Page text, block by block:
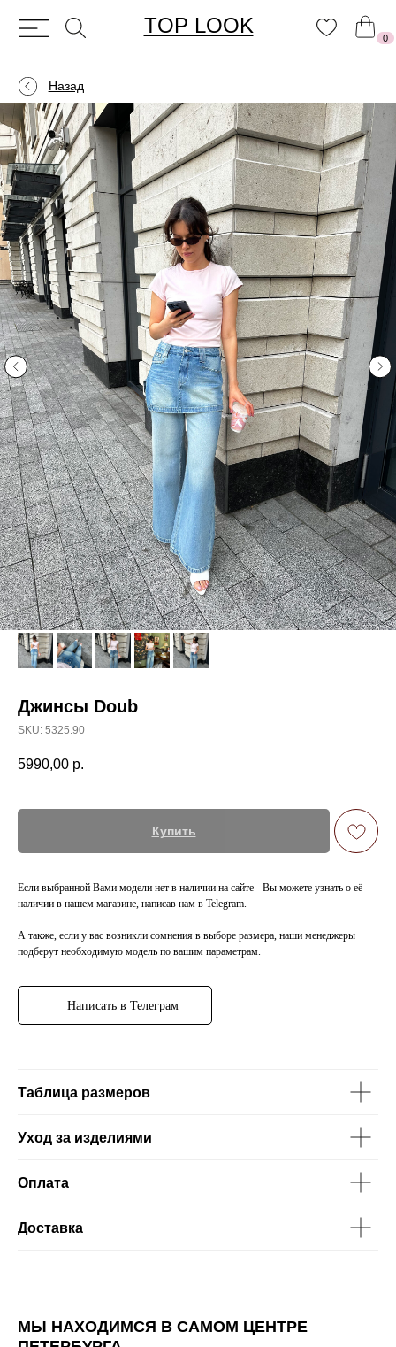
TOP LOOK
Джинсы Doub
SKU: 5325.90
5990,00 р.
Купить
Если выбранной Вами модели нет в наличии на сайте - Вы можете узнать о её
наличии в нашем магазине, написав нам в Telegram.
А также, если у вас возникли сомнения в выборе размера, наши менеджеры
подберут необходимую модель по вашим параметрам.
Написать в Телеграм
Таблица размеров
Уход за изделиями
Оплата
Доставка
МЫ НАХОДИМСЯ В САМОМ ЦЕНТРЕ